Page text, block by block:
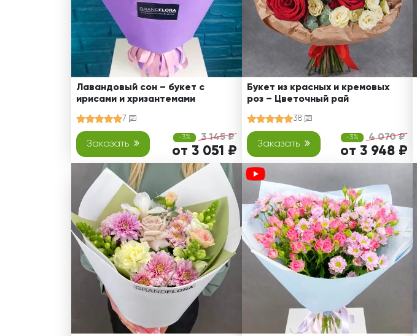
Лавандовый сон – букет с
ирисами и хризантемами
7
Заказать
-3% 3 145 ₽
от 3 051 ₽
Букет из красных и кремовых
роз – Цветочный рай
38
Заказать
-3% 4 070 ₽
от 3 948 ₽